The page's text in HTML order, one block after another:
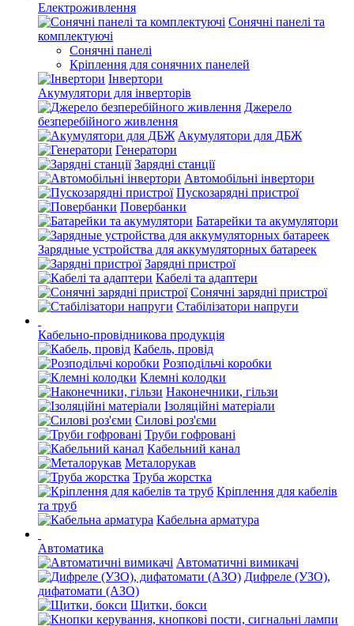
Електроживлення
Сонячні панелі та
комплектуючі
Сонячні панелі
Кріплення для сонячних панелей
Інвертори
Акумулятори для інверторів
Джерело
безперебійного живлення
Акумулятори для ДБЖ
Генератори
Зарядні станції
Автомобільні інвертори
Пускозарядні пристрої
Повербанки
Батарейки та акумулятори
Зарядные устройства для аккумуляторных батареек
Зарядні пристрої
Кабелі та адаптери
Сонячні зарядні пристрої
Стабілізатори напруги
Кабельно-провідникова продукція
Кабель, провід
Розподільчі коробки
Клемні колодки
Наконечники, гільзи
Ізоляційні матеріали
Силові роз'єми
Труби гофровані
Кабельний канал
Металорукав
Труба жорстка
Кріплення для кабелів
та труб
Кабельна арматура
Автоматика
Автоматичні вимикачі
Дифреле (УЗО),
дифатомати (АЗО)
Щитки, бокси